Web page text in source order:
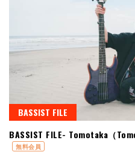
BASSIST FILE
BASSIST FILE- Tomotaka（
無料会員